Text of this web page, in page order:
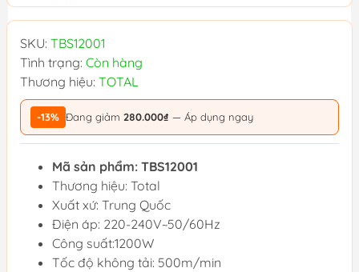
SKU: TBS12001
Tình trạng: Còn hàng
Thương hiệu: TOTAL
-13% Đang giảm 280.000₫ — Áp dụng ngay
Mã sản phẩm: TBS12001
Thương hiệu: Total
Xuất xứ: Trung Quốc
Điện áp: 220-240V~50/60Hz
Công suất:1200W
Tốc độ không tải: 500m/min